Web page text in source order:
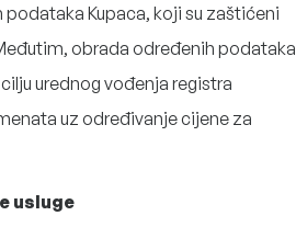
Kupaca, koji su zaštićeni
obrada određenih podataka
urednog vođenja registra
uz određivanje cijene za
usluge